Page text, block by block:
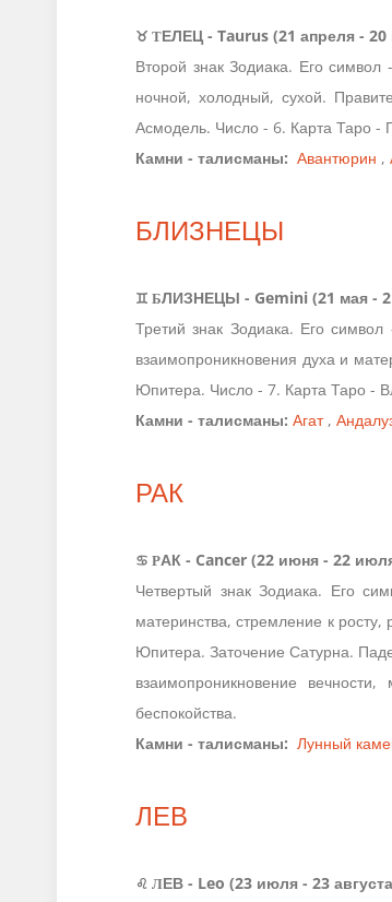
♉ ТЕЛЕЦ - Taurus (21 апреля -
Второй знак Зодиака. Его
ночной, холодный, сухой.
Асмодель. Число - 6. Карта Таро
Камни - талисманы: Авантюрин ,
БЛИЗНЕЦЫ
♊ БЛИЗНЕЦЫ - Gemini (21 мая -
Третий знак Зодиака. Его
взаимопроникновения духа и
Юпитера. Число - 7. Карта Таро -
Камни - талисманы: Агат,
РАК
♋ РАК - Cancer (22 июня - 22
Четвертый знак Зодиака. Его
материнства, стремление к
Юпитера. Заточение Сатурна.
взаимопроникновение
беспокойства.
Камни - талисманы: Лунный
ЛЕВ
♌ ЛЕВ - Leo (23 июля - 23